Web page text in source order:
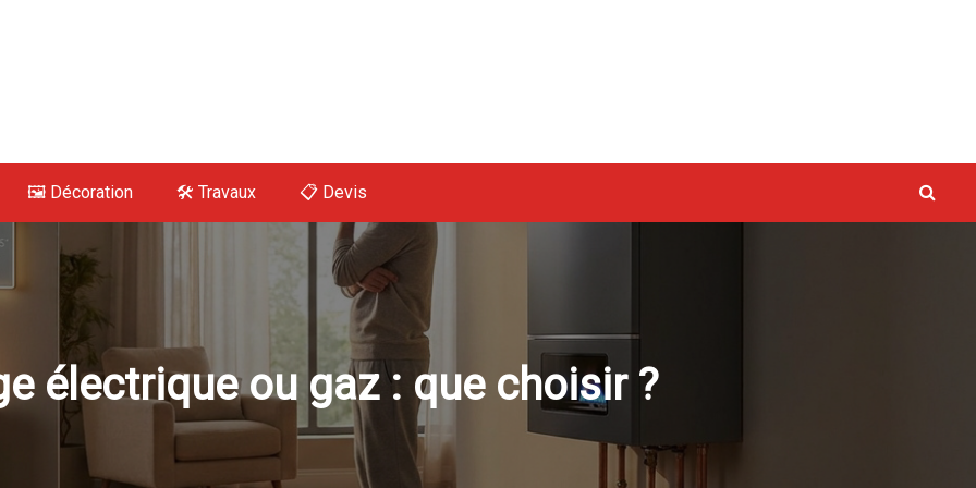
Déco, Travaux
🖼️ Décoration 🛠 Travaux 📋 Devis
électrique ou gaz : que choisir ?